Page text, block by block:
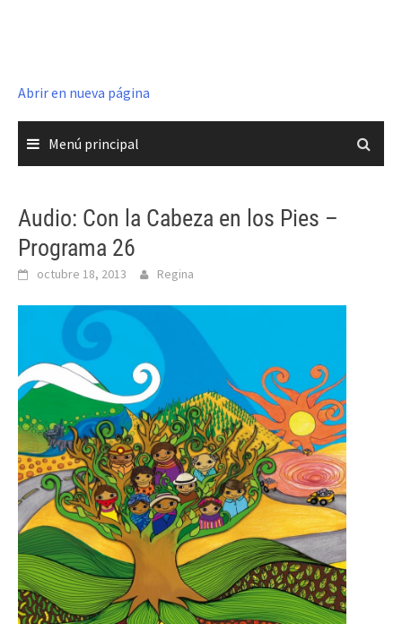
Abrir en nueva página
Menú principal
Audio: Con la Cabeza en los Pies –
Programa 26
octubre 18, 2013 Regina